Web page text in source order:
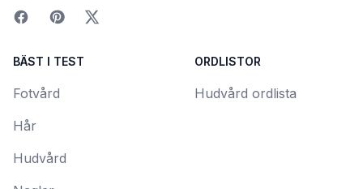
BÄST I TEST
Fotvård
Hår
Hudvård
ORDLISTOR
Hudvård ordlista